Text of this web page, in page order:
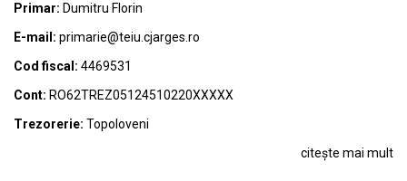
Primar: Dumitru Florin
E-mail: primarie@teiu.cjarges.ro
Cod fiscal: 4469531
Cont: RO62TREZ05124510220XXXXX
Trezorerie: Topoloveni
citește mai mult